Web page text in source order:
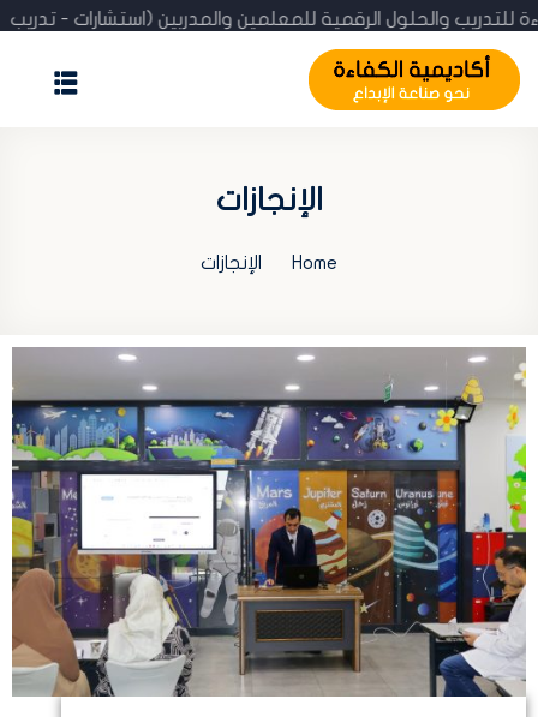
للتدريب والحلول الرقمية للمعلمين والمدربين
تحقّق من الشهادة
تسجيل / اشتراك
الإنجازات
Home الإنجازات